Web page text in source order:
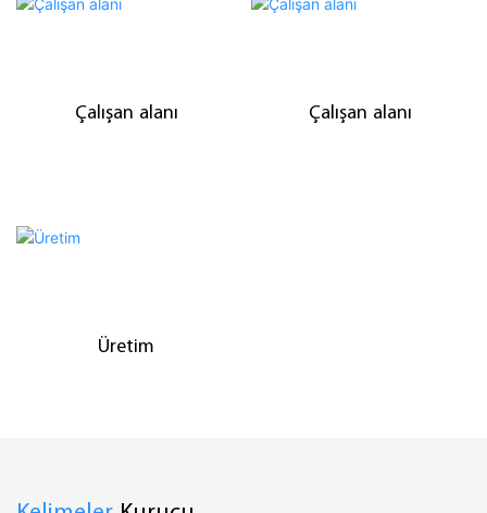
Çalışan alanı Çalışan alanı
Üretim